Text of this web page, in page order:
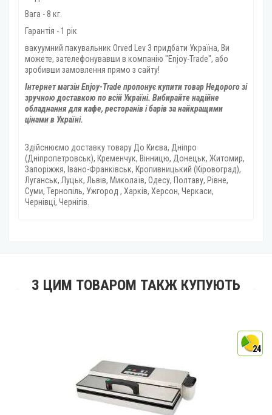
Вага - 8 кг.
Гарантія - 1 рік
вакуумний пакувальник Orved Lev 3 придбати Україна, Ви
можете, зателефонувавши в компанію "Enjoy-Trade", або
зробивши замовлення прямо з сайту!
Інтернет магзін Enjoy-Trade пропонує купити товарНедорого зі
зручною доставкою по всій Україні. Вибирайте надійне
обладнання для кафе, ресторанів і барів за найкращими
цінами в Україні.
Здійснюємо доставку товару До Києва, Дніпро
(Дніпропетровськ), Кременчук, Вінницю, Донецьк, Житомир,
Запоріжжя, Івано-Франківськ, Кропивницький (Кіровоград),
Луганськ, Луцьк, Львів, Миколаїв, Одесу, Полтаву, Рівне,
Суми, Тернопіль, Ужгород , Харків, Херсон, Черкаси,
Чернівці, Чернігів.
З ЦИМ ТОВАРОМ ТАКЖ КУПУЮТЬ
24